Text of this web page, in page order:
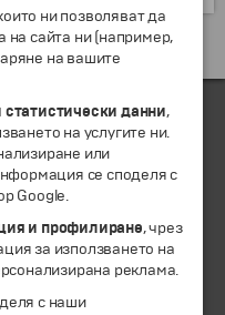
до Сърбия »
ни позволяват да
на сайта ни (например,
на вашите
данни,
на услугите ни.
или
се споделя с
Google.
и профилиране, чрез
за използването на
реклама.
с наши